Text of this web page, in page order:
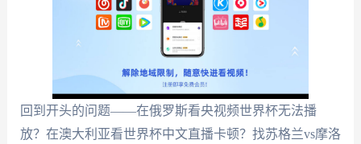
回到开头的问题——在俄罗斯看央视频世界杯无法播
放？在澳大利亚看世界杯中文直播卡顿？找苏格兰vs摩洛